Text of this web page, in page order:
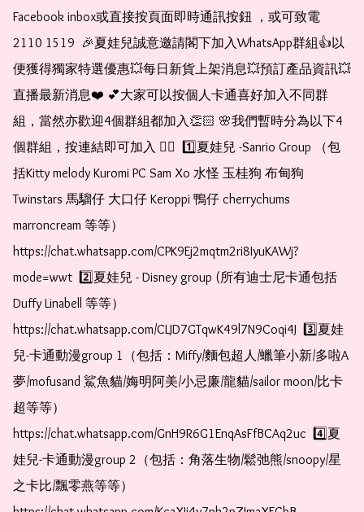
Facebook inbox或直接按頁面即時通訊按鈕 ，或可致電
2110 1519  🎉夏娃兒誠意邀請閣下加入WhatsApp群組👍以
便獲得獨家特選優惠💥每日新貨上架消息💥預訂產品資訊💥
直播最新消息❤️ 💕大家可以按個人卡通喜好加入不同群
組，當然亦歡迎4個群組都加入👏🏻 🌸我們暫時分為以下4
個群組，按連結即可加入 👇🏻  1️⃣夏娃兒 -Sanrio Group （包
括Kitty melody Kuromi PC Sam Xo 水怪 玉桂狗 布甸狗
Twinstars 馬騮仔 大口仔 Keroppi 鴨仔 cherrychums
marroncream 等等）
https://chat.whatsapp.com/CPK9Ej2mqtm2ri8IyuKAWj?
mode=wwt  2️⃣夏娃兒 - Disney group (所有迪士尼卡通包括
Duffy Linabell 等等）
https://chat.whatsapp.com/CLJD7GTqwK49l7N9Coqi4J  3️⃣夏娃
兒-卡通動漫group 1（包括：Miffy/麵包超人/蠟筆小新/多啦A
夢/mofusand 鯊魚貓/娒明阿美/小忌廉/龍貓/sailor moon/比卡
超等等）
https://chat.whatsapp.com/GnH9R6G1EnqAsFfBCAq2uc  4️⃣夏
娃兒-卡通動漫group 2（包括：角落生物/鬆弛熊/snoopy/星
之卡比/飄零燕等等）